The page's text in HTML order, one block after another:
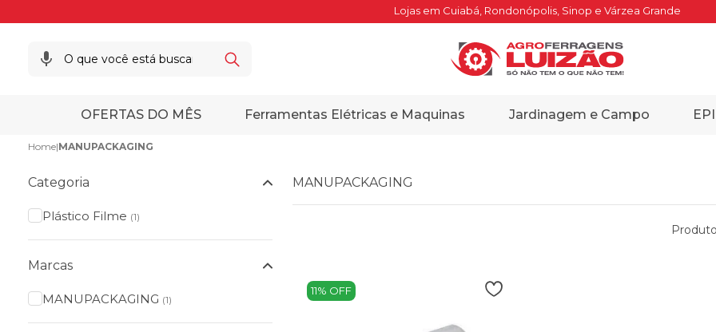
Lojas em Cuiabá, Rondonópolis, Sinop e Várzea Grande
OFERTAS DO MÊS Ferramentas Elétricas e Maquinas Jardinagem e Campo
Home|MANUPACKAGING
Categoria
Plástico Filme (1)
Marcas
MANUPACKAGING (1)
MANUPACKAGING
11% OFF